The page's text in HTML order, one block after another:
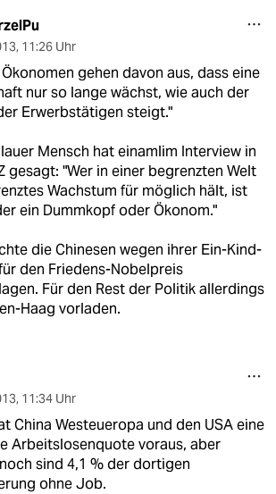
, 11:26 Uhr
gehen davon aus, dass eine
nur so lange wächst, wie auch der
Erwerbstätigen steigt."
Mensch hat einamlim Interview in
gesagt: "Wer in einer begrenzten Welt
Wachstum für möglich hält, ist
ein Dummkopf oder Ökonom."
die Chinesen wegen ihrer Ein-Kind-
den Friedens-Nobelpreis
Für den Rest der Politik allerdings
Haag vorladen.
, 11:34 Uhr
China Westeueropa und den USA eine
Arbeitslosenquote voraus, aber
sind 4,1 % der dortigen
ohne Job.